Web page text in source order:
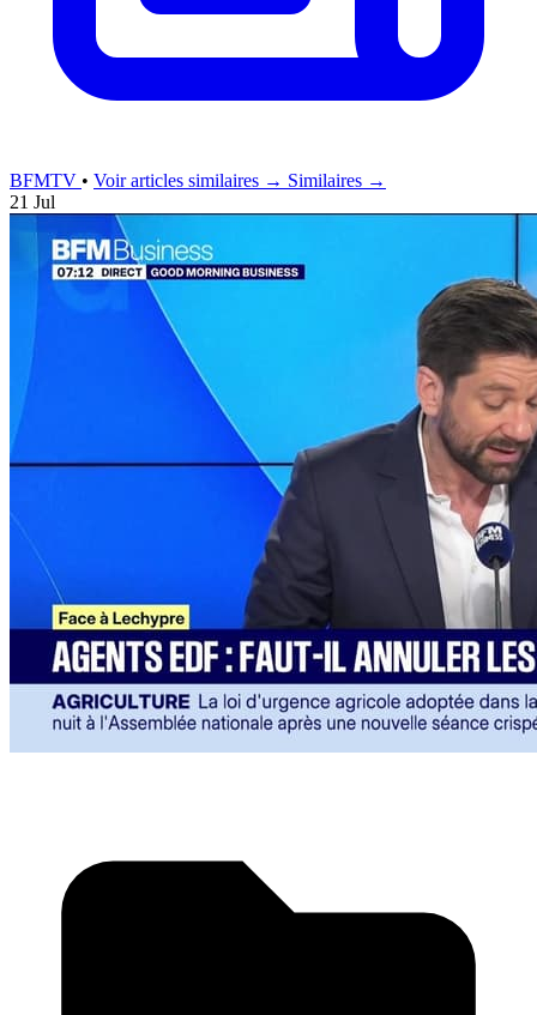
BFMTV • Voir articles similaires → Similaires →
21 Jul